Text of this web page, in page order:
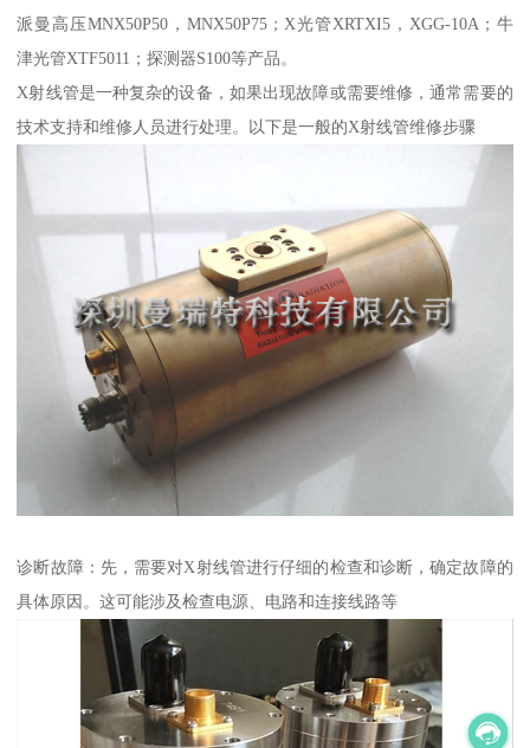
派曼高压MNX50P50，MNX50P75；X光管XRTXI5，XGG-10A；牛
津光管XTF5011；探测器S100等产品。
X射线管是一种复杂的设备，如果出现故障或需要维修，通常需要的
技术支持和维修人员进行处理。以下是一般的X射线管维修步骤
诊断故障：先，需要对X射线管进行仔细的检查和诊断，确定故障的
具体原因。这可能涉及检查电源、电路和连接线路等